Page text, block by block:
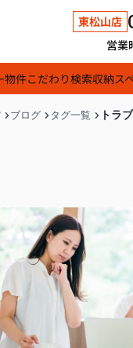
東松山店
営業
物件こだわり検索収納ス
ブログ タグ一覧 トラ